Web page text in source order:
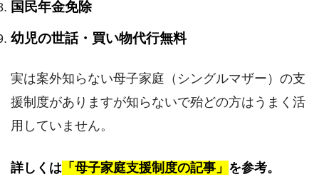
国民年金免除
幼児の世話・買い物代行無料
実は案外知らない母子家庭（シングルマザー）の支
援制度がありますが知らないで殆どの方はうまく活
用していません。
詳しくは 「母子家庭支援制度の記事」 を参考。